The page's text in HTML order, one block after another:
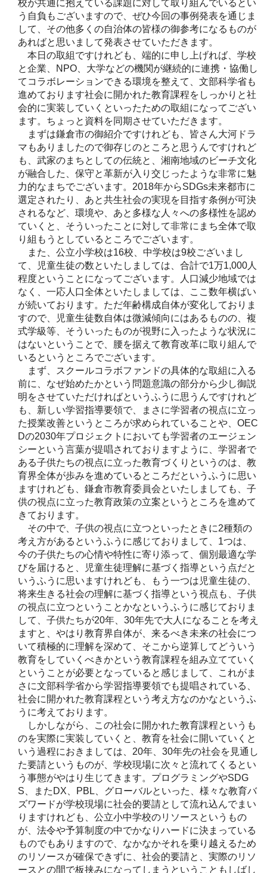
校が共通に抱えている課題に対して取り組んでいるとい
う自負もございますので、ぜひ今回の事例発表を通じま
して、その他多くの自治体の皆様の御参考になるものが
あればと思いまして発表させていただきます。
本日の取組ですけれども、端的に申し上げれば、学校
と企業、NPO、大学などの機関が継続的に連携・協働し
てコラボレーションできる環境を整えて、文部科学省も
進めております社会に開かれた教育課程をしっかりと社
会的に実装していくといったための取組になってござい
ます。ちょっと資料を同期させていただきます。
まずは鎌倉市の御紹介ですけれども、皆さん大河ドラ
マもありましたので御存じのところと思うんですけれど
も、武家のまちとしての伝統と、湘南地域のビーチ文化
が融合した、保守と革新が入り交じったような非常に魅
力的なまちでございます。2018年からSDGs未来都市に
選定されたり、あと共生社会の実現を目指す条例が可決
されるなど、環境や、あと多様な人々への多様性を認め
ていくと、そういったことに対して非常にまち全体で取
り組もうとしているところでございます。
また、公立小学校は16校、中学校は9校ございまし
て、児童生徒の数といたしましては、合計で1万1,000人
程度ということになってございます。人口減少地域では
なく、一応人口全体といたしましては、ここ数年横ばい
が続いております。ただ年齢構成自体が変化しておりま
すので、児童生徒数自体は微減傾向にはあるものの、複
式学級等、そういったものが視野に入ったような状況に
はないということで、腰を据えて教育改革に取り組んで
いるというところでございます。
まず、スクールコラボファンドの具体的な取組に入る
前に、なぜ始めたかという問題意識の部分から少し御説
明をさせていただければというふうに思うんですけれど
も、新しい学習指導要領で、まさに学習者の視点に立っ
た授業改善というところが求められていることや、OEC
Dの2030年プロジェクトにおいても学習者のエージェン
シーという言葉が提唱されておりますように、学習者で
ある子供たちの視点に立った教育づくりというのは、教
育界全体が歩みを進めているところだというふうに思い
ますけれども、鎌倉市教育委員会といたしましても、子
供の視点に立った教育政策の立案というところを進めて
きております。
その中で、子供の視点に立つといったときに2種類の
考え方があるというふうに感じておりまして、1つは、
今の子供たちの心情や特性に寄り添って、個別最適な学
びを届けると、児童生徒理解に基づく指導という点だと
いうふうに思いますけれども、もう一つは児童生徒の、
将来生きる社会の理解に基づく指導という視点も、子供
の視点に立つということかなというふうに感じておりま
して、子供たちが20年、30年先で大人になることを考え
ますと、やはり教育界自体が、来るべき未来の社会につ
いて積極的に理解を深めて、そこから逆算してどういう
教育をしていくべきかという教育課程を組み立てていく
ということが必要となっていると感じまして、これがま
さに文部科学省から学習指導要領でも提唱されている、
社会に開かれた教育課程という考え方なのかなというふ
うに考えております。
しかしながら、この社会に開かれた教育課程というも
のを実際に実装していくと、教育を社会に開いていくと
いう過程におきましては、20年、30年先の社会を見通し
た要請というものが、学校現場に次々と流れてくるとい
う事態がやはり生じてきます。プログラミングやSDG
S、またDX、PBL、グローバルといった、様々な教育バ
ズワードが学校現場に社会的要請として流れ込んでまい
りますけれども、公立小中学校のリソースというもの
が、法令や予算制度の中でかなりハードに決まっている
ものでもありますので、なかなかそれを乗り越えるため
のリソースが確保できずに、社会的要請と、実際のリソ
ースとの間で板挟みになってしまうということもしばし